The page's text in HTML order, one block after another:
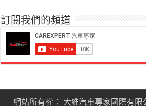
訂閱我們的頻道
網站所有權： 大維汽車專家國際有限